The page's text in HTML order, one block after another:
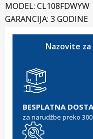
MODEL: CL108FDWYW
GARANCIJA: 3 GODINE
Nazovite za
BESPLATNA
za narudžbe preko 300